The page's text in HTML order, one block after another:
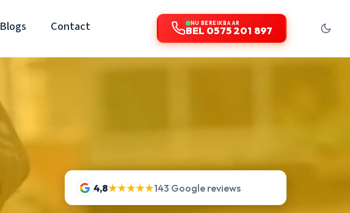
Blogs Contact NU BEREIKBAAR
BEL 0575 201 897
4,8★★★★★143 Google reviews